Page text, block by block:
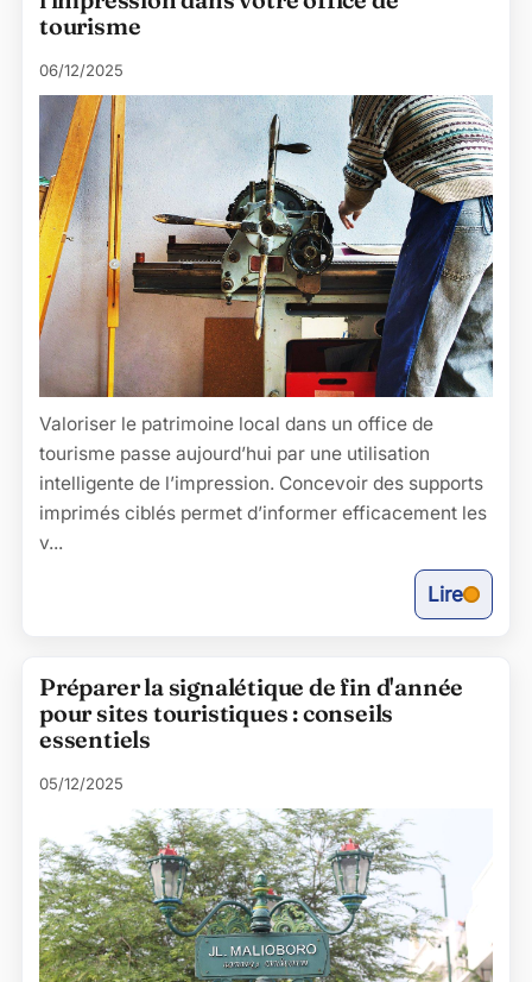
tourisme
06/12/2025
Valoriser le patrimoine local dans un office de
tourisme passe aujourd’hui par une utilisation
intelligente de l’impression. Concevoir des supports
imprimés ciblés permet d’informer efficacement les
v...
Lire
Préparer la signalétique de fin d'année
pour sites touristiques : conseils
essentiels
05/12/2025